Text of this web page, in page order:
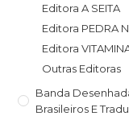
Editora A SEITA
Editora PEDRA
Editora
Outras Editoras
Banda
Brasileiros E